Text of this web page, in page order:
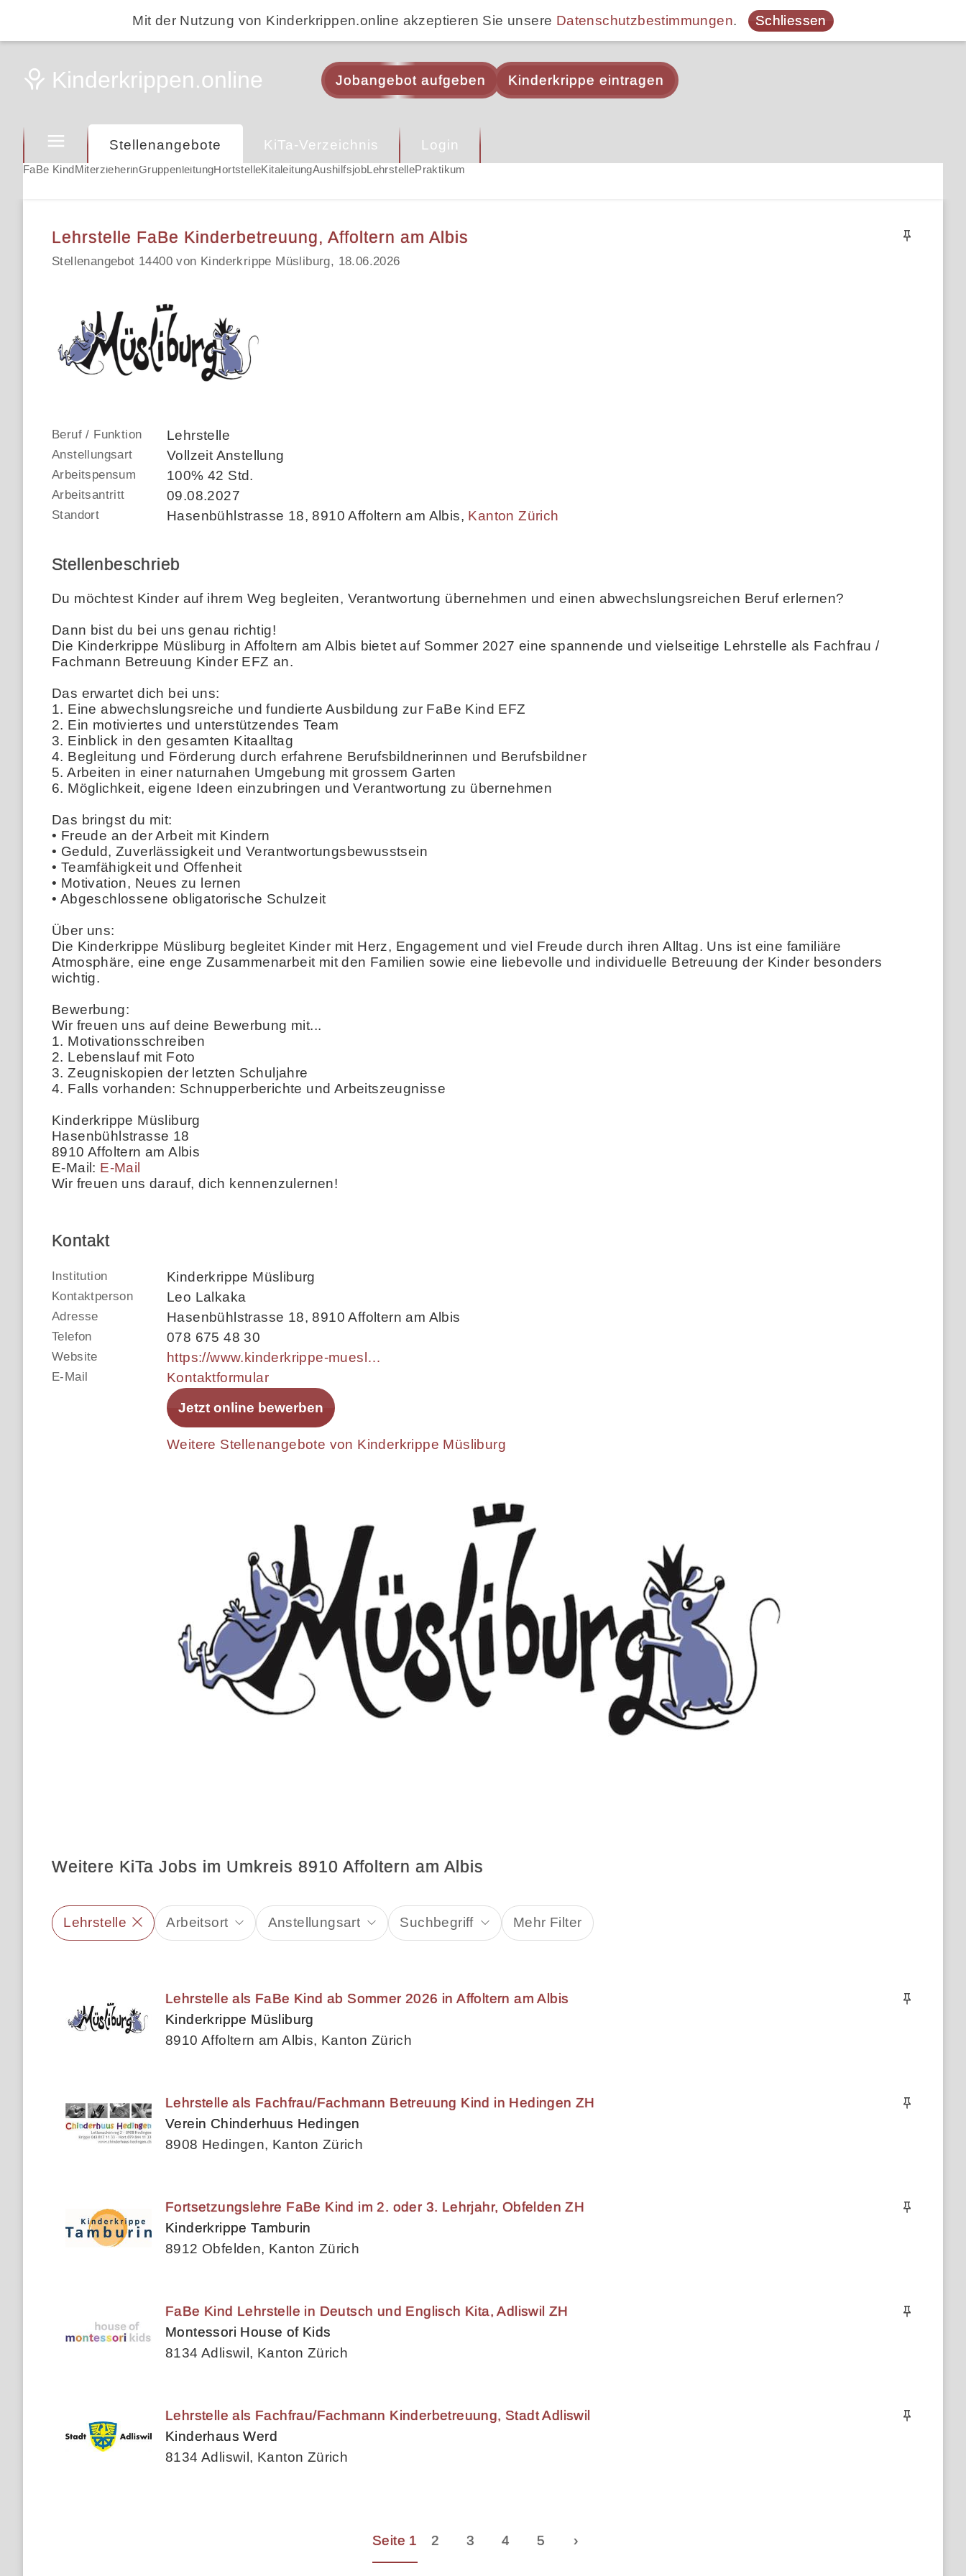
Mit der Nutzung von Kinderkrippen.online akzeptieren Sie unsere Datenschutzbestimmungen. Schliessen
Jobangebot aufgeben Kinderkrippe eintragen
Stellenangebote KiTa-Verzeichnis Login
FaBe KindMiterzieherinGruppenleitungHortstelleKitaleitungAushilfsjobLehrstellePraktikum
Lehrstelle FaBe Kinderbetreuung, Affoltern am Albis
Stellenangebot 14400 von Kinderkrippe Müsliburg, 18.06.2026
Beruf / Funktion Lehrstelle
Anstellungsart Vollzeit Anstellung
Arbeitspensum 100% 42 Std.
Arbeitsantritt 09.08.2027
Standort Hasenbühlstrasse 18,8910 Affoltern am Albis, Kanton Zürich
Stellenbeschrieb
Du möchtest Kinder auf ihrem Weg begleiten, Verantwortung übernehmen und einen abwechslungsreichen Beruf erlernen?
Dann bist du bei uns genau richtig!
Die Kinderkrippe Müsliburg in Affoltern am Albis bietet auf Sommer 2027 eine spannende und vielseitige Lehrstelle als Fachfrau /
Fachmann Betreuung Kinder EFZ an.
Das erwartet dich bei uns:
1. Eine abwechslungsreiche und fundierte Ausbildung zur FaBe Kind EFZ
2. Ein motiviertes und unterstützendes Team
3. Einblick in den gesamten Kitaalltag
4. Begleitung und Förderung durch erfahrene Berufsbildnerinnen und Berufsbildner
5. Arbeiten in einer naturnahen Umgebung mit grossem Garten
6. Möglichkeit, eigene Ideen einzubringen und Verantwortung zu übernehmen
Das bringst du mit:
• Freude an der Arbeit mit Kindern
• Geduld, Zuverlässigkeit und Verantwortungsbewusstsein
• Teamfähigkeit und Offenheit
• Motivation, Neues zu lernen
• Abgeschlossene obligatorische Schulzeit
Über uns:
Die Kinderkrippe Müsliburg begleitet Kinder mit Herz, Engagement und viel Freude durch ihren Alltag. Uns ist eine familiäre
Atmosphäre, eine enge Zusammenarbeit mit den Familien sowie eine liebevolle und individuelle Betreuung der Kinder besonders
wichtig.
Bewerbung:
Wir freuen uns auf deine Bewerbung mit...
1. Motivationsschreiben
2. Lebenslauf mit Foto
3. Zeugniskopien der letzten Schuljahre
4. Falls vorhanden: Schnupperberichte und Arbeitszeugnisse
Kinderkrippe Müsliburg
Hasenbühlstrasse 18
8910 Affoltern am Albis
E-Mail: E-Mail
Wir freuen uns darauf, dich kennenzulernen!
Kontakt
Institution Kinderkrippe Müsliburg
Kontaktperson Leo Lalkaka
Adresse Hasenbühlstrasse 18,8910 Affoltern am Albis
Telefon 078 675 48 30
Website https://www.kinderkrippe-muesliburg.ch
E-Mail
Kontaktformular
Jetzt online bewerben
Weitere Stellenangebote von Kinderkrippe Müsliburg
Weitere KiTa Jobs im Umkreis 8910 Affoltern am Albis
Lehrstelle Arbeitsort Anstellungsart Suchbegriff Mehr Filter
Lehrstelle als FaBe Kind ab Sommer 2026 in Affoltern am Albis
Kinderkrippe Müsliburg
8910 Affoltern am Albis, Kanton Zürich
Lehrstelle als Fachfrau/Fachmann Betreuung Kind in Hedingen ZH
Verein Chinderhuus Hedingen
8908 Hedingen, Kanton Zürich
Fortsetzungslehre FaBe Kind im 2. oder 3. Lehrjahr, Obfelden ZH
Kinderkrippe Tamburin
8912 Obfelden, Kanton Zürich
FaBe Kind Lehrstelle in Deutsch und Englisch Kita, Adliswil ZH
Montessori House of Kids
8134 Adliswil, Kanton Zürich
Lehrstelle als Fachfrau/Fachmann Kinderbetreuung, Stadt Adliswil
Kinderhaus Werd
8134 Adliswil, Kanton Zürich
Seite 1 2 3 4 5 ›